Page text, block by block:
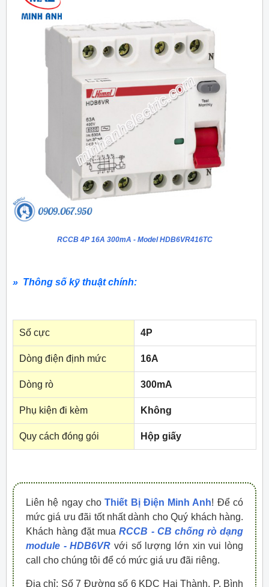
RCCB 4P 16A 300mA - Model HDB6VR416TC
» Thông số kỹ thuật chính:
Số cực 4P
Dòng điện định mức 16A
Dòng rò 300mA
Phụ kiện đi kèm Không
Quy cách đóng gói Hộp giấy
Liên hệ ngay choThiết Bị Điện Minh Anh! Để có
mức giá ưu đãi tốt nhất dành cho Quý khách hàng.
Khách hàng đặt muaRCCB - CB chống rò dạng
module - HDB6VR với số lượng lớn xin vui lòng
call cho chúng tôi để có mức giá ưu đãi riêng.
Địa chỉ: Số 7 Đường số 6 KDC Hai Thành, P. Bình